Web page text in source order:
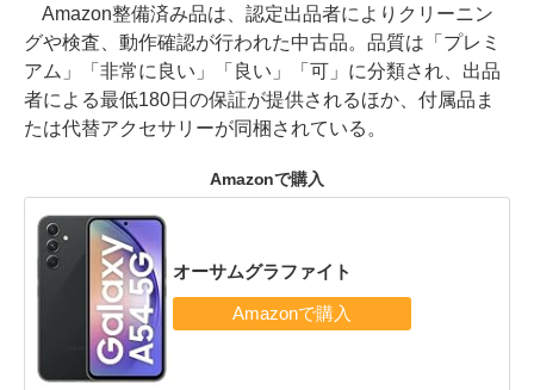
Amazon整備済み品は、認定出品者によりクリーニン
グや検査、動作確認が行われた中古品。品質は「プレミ
アム」「非常に良い」「良い」「可」に分類され、出品
者による最低180日の保証が提供されるほか、付属品ま
たは代替アクセサリーが同梱されている。
Amazonで購入
オーサムグラファイト